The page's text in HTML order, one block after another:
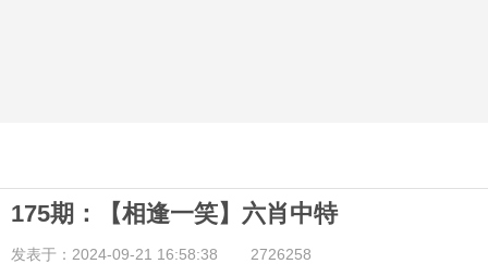
175期：【相逢一笑】六肖中特
发表于：2024-09-21 16:58:38 2726258